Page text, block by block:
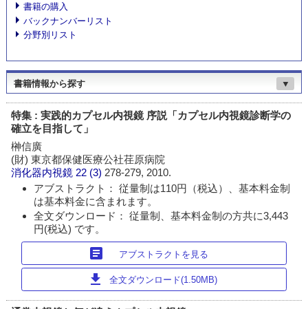
書籍の購入
バックナンバーリスト
分野別リスト
書籍情報から探す ▼
特集 : 実践的カプセル内視鏡 序説「カプセル内視鏡診断学の
確立を目指して」
榊信廣
(財) 東京都保健医療公社荏原病院
消化器内視鏡 22 (3) 278-279, 2010.
アブストラクト： 従量制は110円（税込）、基本料金制
は基本料金に含まれます。
全文ダウンロード： 従量制、基本料金制の方共に3,443
円(税込) です。
article アブストラクトを見る
download 全文ダウンロード(1.50MB)